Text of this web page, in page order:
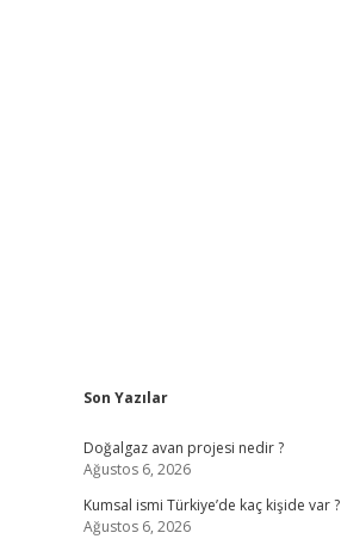
Sidebar
Son Yazılar
Doğalgaz avan projesi nedir ?
Ağustos 6, 2026
Kumsal ismi Türkiye’de kaç kişide var ?
Ağustos 6, 2026